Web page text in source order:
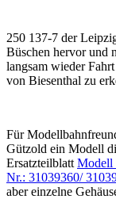
250 137-7 der
Büschen hervor und
langsam wieder
von Biesenthal zu
Für
Gützold ein Modell
Ersatzteilblatt Modell
Nr.: 31039360/
aber einzelne